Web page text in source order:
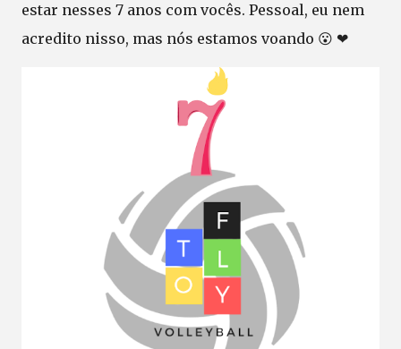
estar nesses 7 anos com vocês. Pessoal, eu nem
acredito nisso, mas nós estamos voando 😮 ❤